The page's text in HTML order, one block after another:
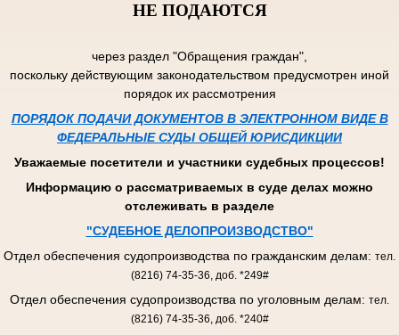
НЕ ПОДАЮТСЯ
через раздел "Обращения граждан",
поскольку действующим законодательством предусмотрен иной
порядок их рассмотрения
ПОРЯДОК ПОДАЧИ ДОКУМЕНТОВ В ЭЛЕКТРОННОМ ВИДЕ В
ФЕДЕРАЛЬНЫЕ СУДЫ ОБЩЕЙ ЮРИСДИКЦИИ
Уважаемые посетители и участники судебных процессов!
Информацию о рассматриваемых в суде делах можно
отслеживать в разделе
"СУДЕБНОЕ ДЕЛОПРОИЗВОДСТВО"
Отдел обеспечения судопроизводства по гражданским делам: тел.
(8216) 74-35-36, доб. *249#
Отдел обеспечения судопроизводства по уголовным делам: тел.
(8216) 74-35-36, доб. *240#